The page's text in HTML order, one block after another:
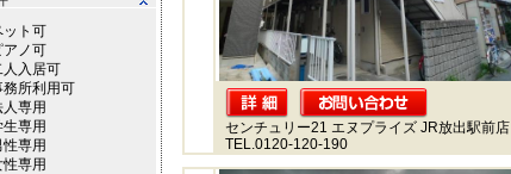
ット可
アノ可
人入居可
務所利用可
人専用
生専用
性専用
性専用
センチュリー21 エヌプライズ JR放出駅前店
TEL.0120-120-190